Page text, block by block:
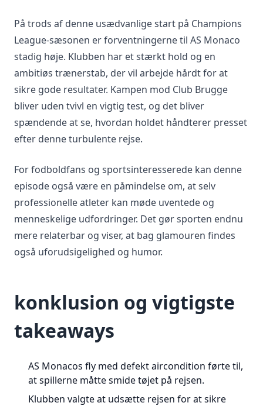
På trods af denne usædvanlige start på Champions
League-sæsonen er forventningerne til AS Monaco
stadig høje. Klubben har et stærkt hold og en
ambitiøs trænerstab, der vil arbejde hårdt for at
sikre gode resultater. Kampen mod Club Brugge
bliver uden tvivl en vigtig test, og det bliver
spændende at se, hvordan holdet håndterer presset
efter denne turbulente rejse.
For fodboldfans og sportsinteresserede kan denne
episode også være en påmindelse om, at selv
professionelle atleter kan møde uventede og
menneskelige udfordringer. Det gør sporten endnu
mere relaterbar og viser, at bag glamouren findes
også uforudsigelighed og humor.
konklusion og vigtigste
takeaways
AS Monacos fly med defekt aircondition førte til,
at spillerne måtte smide tøjet på rejsen.
Klubben valgte at udsætte rejsen for at sikre